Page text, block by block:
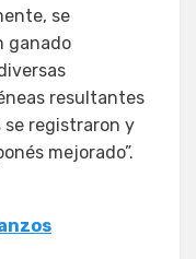
se
ganado
resultantes
se registraron y
mejorado”.